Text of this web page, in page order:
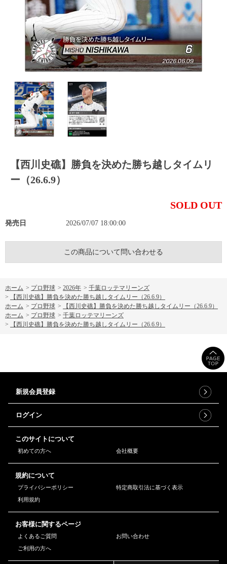
【西川史礁】勝負を決めた勝ち越しタイムリ
ー（26.6.9）
SOLD OUT
発売日 2026/07/07 18:00:00
この商品について問い合わせる
ホーム > プロ野球 > 2026年 > 千葉ロッテマリーンズ
>
【西川史礁】勝負を決めた勝ち越しタイムリー（26.6.9）
ホーム > プロ野球 >
【西川史礁】勝負を決めた勝ち越しタイムリー（26.6.9）
ホーム > プロ野球 > 千葉ロッテマリーンズ
>
【西川史礁】勝負を決めた勝ち越しタイムリー（26.6.9）
新規会員登録
ログイン
このサイトについて
初めての方へ 会社概要
規約について
プライバシーポリシー
特定商取引法に基づく表示
利用規約
お客様に関するページ
よくあるご質問
お問い合わせ
ご利用の方へ